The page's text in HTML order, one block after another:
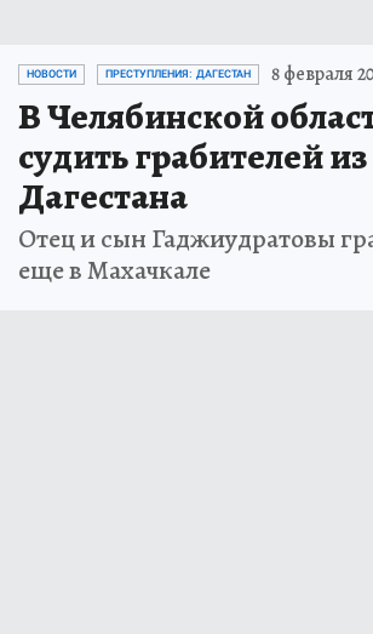
НОВОСТИ ПРЕСТУПЛЕНИЯ: ДАГЕСТАН 8 февраля
В Челябинской
судить грабителей из
Дагестана
Отец и сын Гаджиудратовы
еще в Махачкале